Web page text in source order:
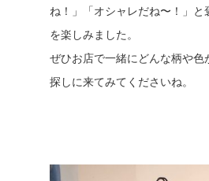
ね！」「オシャレだね〜！」と
を楽しみました。
ぜひお店で一緒にどんな柄や色
探しに来てみてくださいね。